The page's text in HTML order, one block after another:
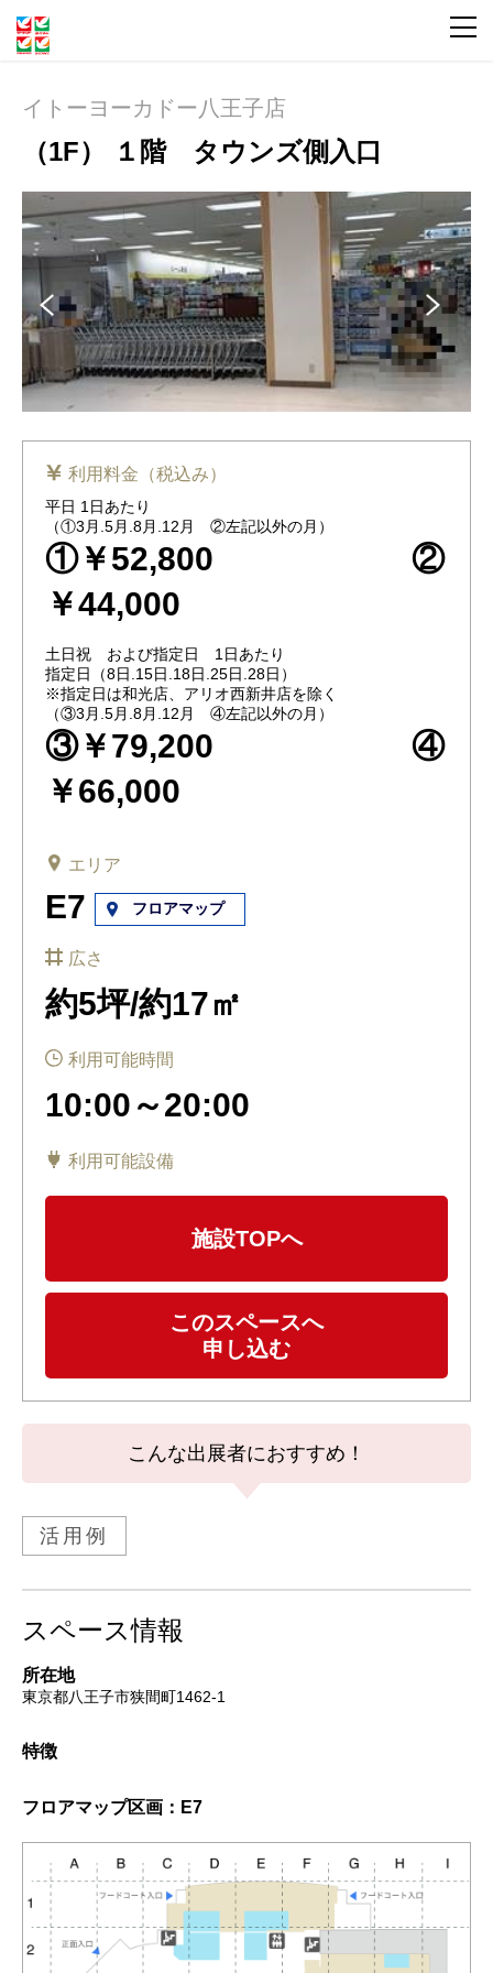
イトーヨーカドー八王子店
（1F） １階 タウンズ側入口
Pre
vio
us
Ne
xt
利用料金（税込み）
平日 1日あたり
（①3月.5月.8月.12月 ②左記以外の月）
①￥52,800 ②
￥44,000
土日祝 および指定日 1日あたり
指定日（8日.15日.18日.25日.28日）
※指定日は和光店、アリオ西新井店を除く
（③3月.5月.8月.12月 ④左記以外の月）
③￥79,200 ④
￥66,000
エリア
E7 フロアマップ
広さ
約5坪/約17㎡
利用可能時間
10:00～20:00
利用可能設備
施設TOPへ
このスペースへ
申し込む
こんな出展者におすすめ！
活用例
スペース情報
所在地
東京都八王子市狭間町1462-1
特徴
フロアマップ区画：E7